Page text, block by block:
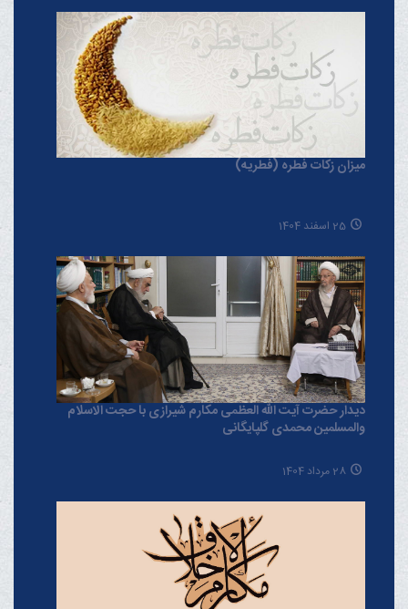
میزان زکات فطره (فطریه)
25 اسفند 1404
دیدار حضرت آیت الله العظمی مکارم شیرازی با حجت الاسلام
والمسلمین محمدی گلپایگانی
28 مرداد 1404